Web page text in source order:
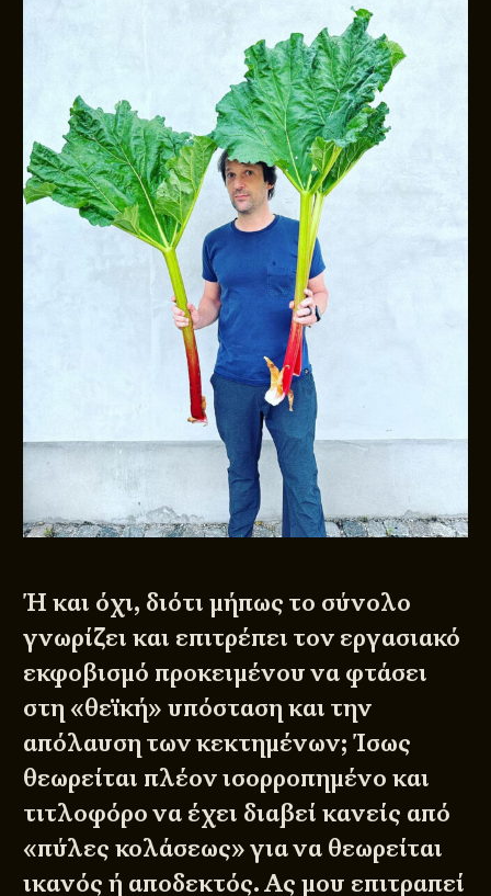
Ή και όχι, διότι μήπως το σύνολο
γνωρίζει και επιτρέπει τον εργασιακό
εκφοβισμό προκειμένου να φτάσει
στη «θεϊκή» υπόσταση και την
απόλαυση των κεκτημένων; Ίσως
θεωρείται πλέον ισορροπημένο και
τιτλοφόρο να έχει διαβεί κανείς από
«πύλες κολάσεως» για να θεωρείται
ικανός ή αποδεκτός. Ας μου επιτραπεί